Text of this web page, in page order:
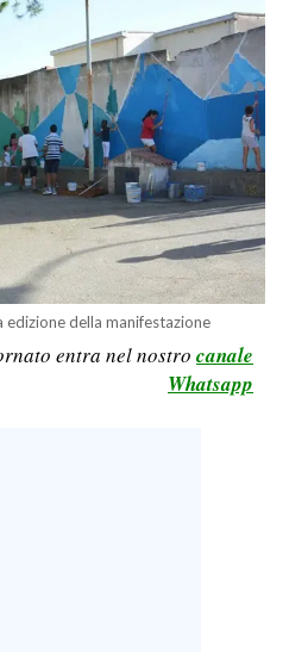
edizione della manifestazione
entra nel nostro canale
Whatsapp